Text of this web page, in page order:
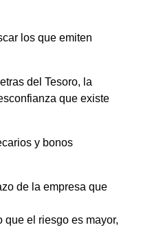
los que emiten
del Tesoro, la
que existe
y bonos
de la empresa que
el riesgo es mayor,